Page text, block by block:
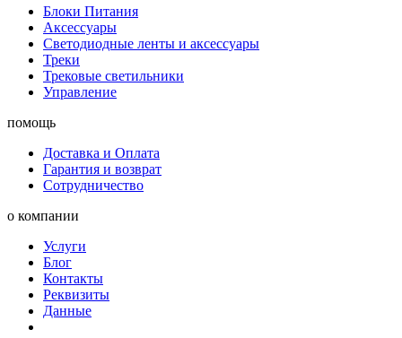
Блоки Питания
Аксессуары
Светодиодные ленты и аксессуары
Треки
Трековые светильники
Управление
помощь
Доставка и Оплата
Гарантия и возврат
Сотрудничество
о компании
Услуги
Блог
Контакты
Реквизиты
Данные